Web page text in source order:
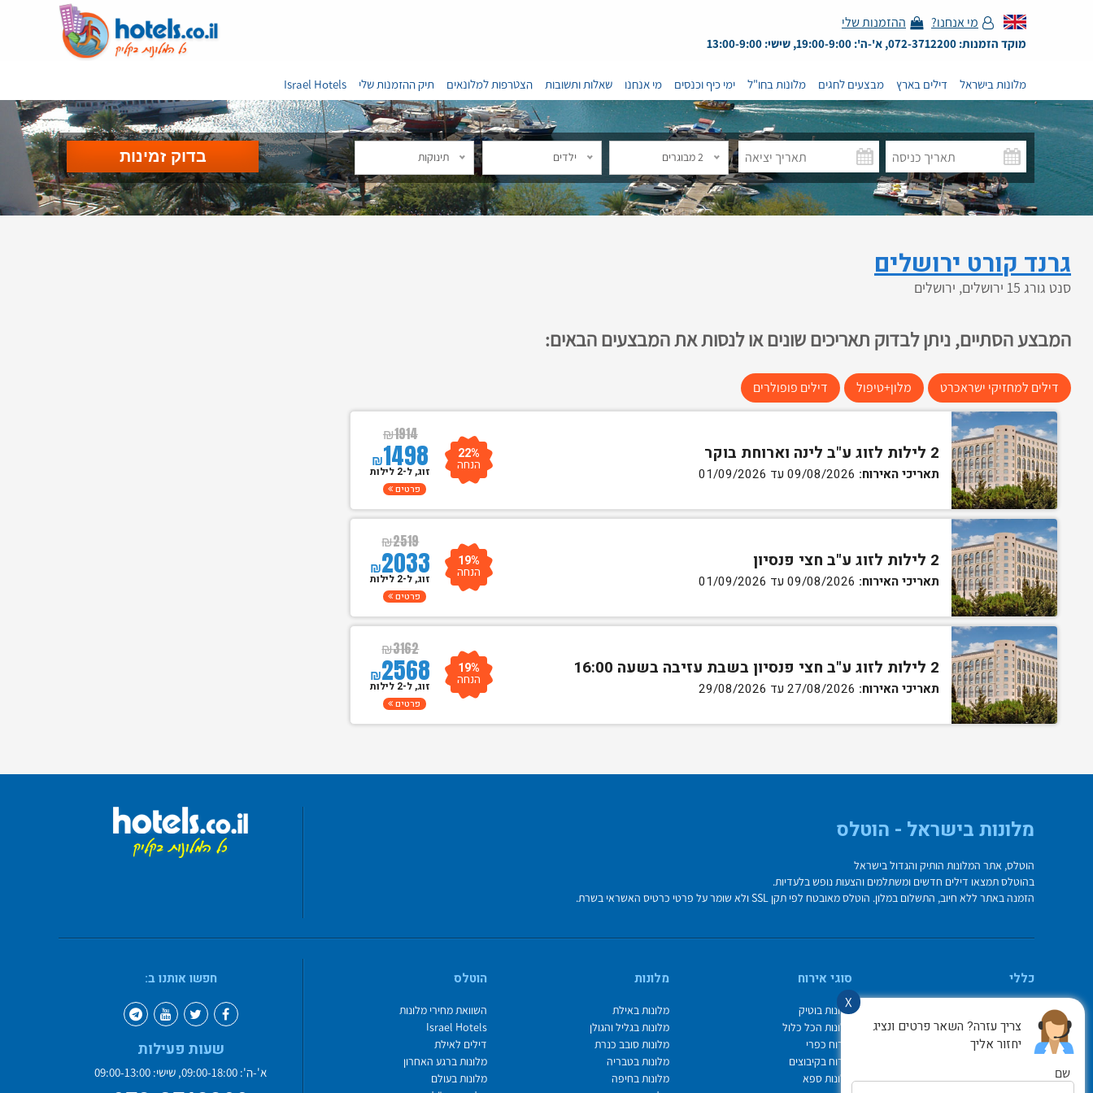
מי אנחנו? ההזמנות שלי
מוקד הזמנות: 072-3712200, א'-ה': 19:00-9:00, שישי: 13:00-9:00
מלונות בישראל דילים בארץ מבצעים לחגים מלונות בחו"ל ימי כיף וכנסים מי אנחנו שאלות ותשובות הצטרפות למלונאים תיק ההזמנות שלי Israel Hotels
2 מבוגרים ילדים תינוקות
גרנד קורט ירושלים
סנט גורג 15 ירושלים, ירושלים
המבצע הסתיים, ניתן לבדוק תאריכים שונים או לנסות את המבצעים הבאים:
דילים למחזיקי ישראכרט מלון+טיפול דילים פופולרים
2 לילות לזוג ע"ב לינה וארוחת בוקר
תאריכי האירוח:
₪1914
₪1498 22%
הנחה זוג, ל-2 לילות
פרטים
2 לילות לזוג ע"ב חצי פנסיון
תאריכי האירוח:
₪2519
₪2033 19%
הנחה זוג, ל-2 לילות
פרטים
2 לילות לזוג ע"ב חצי פנסיון בשבת עזיבה בשעה 16:00
תאריכי האירוח:
₪3162
₪2568 19%
הנחה זוג, ל-2 לילות
פרטים
X
צריך עזרה? השאר פרטים ונציג
יחזור אליך
שם
מלונות בישראל - הוטלס
הוטלס, אתר המלונות הותיק והגדול בישראל
בהוטלס תמצאו דילים חדשים ומשתלמים והצעות נופש בלעדיות.
הזמנה באתר ללא חיוב, התשלום במלון. הוטלס מאובטח לפי תקן SSL ולא שומר על פרטי כרטיס האשראי בשרת.
כללי
איך משתמשים באתר
צור קשר
Israel Hotels
סוגי אירוח
מלונות בוטיק
מלונות הכל כלול
אירוח כפרי
אירוח בקיבוצים
מלונות ספא
מלונות
מלונות באילת
מלונות בגליל והגולן
מלונות סובב כנרת
מלונות בטבריה
מלונות בחיפה
הוטלס
השוואת מחירי מלונות
Israel Hotels
דילים לאילת
מלונות ברגע האחרון
מלונות בעולם
חפשו אותנו ב:
שעות פעילות
א'-ה': 09:00-18:00, שישי: 09:00-13:00